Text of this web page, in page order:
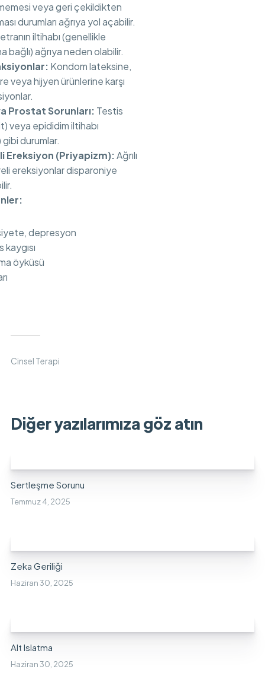
veya geri çekildikten
durumları ağrıya yol açabilir.
iltihabı (genellikle
bağlı) ağrıya neden olabilir.
Kondom lateksine,
veya hijyen ürünlerine karşı
Prostat Sorunları: Testis
veya epididim iltihabı
durumlar.
Ereksiyon (Priyapizm):Ağrılı
ereksiyonlar disparoniye
depresyon
öyküsü
Cinsel Terapi
Diğer yazılarımıza göz atın
Sertleşme Sorunu
Temmuz 4, 2025
Zeka Geriliği
Haziran 30, 2025
Alt Islatma
Haziran 30, 2025